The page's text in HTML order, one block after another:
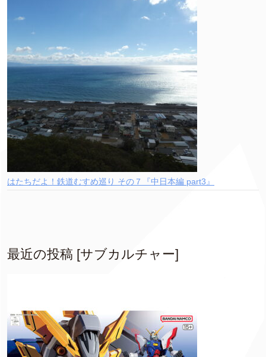
はたちだよ！鉄道むすめ巡り その７『中日本編 part3』
最近の投稿 [サブカルチャー]